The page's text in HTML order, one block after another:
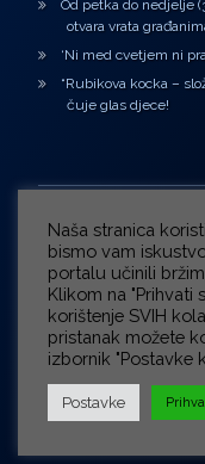
Od petka do nedjelje
otvara vrata
‘Ni med cvetjem ni
“Rubikova kocka –
čuje glas djece!
Naša stranica
bismo vam
portalu učinili
Klikom na "Prihvati
korištenje SVIH
pristanak možete
izbornik "Postavke
Postavke